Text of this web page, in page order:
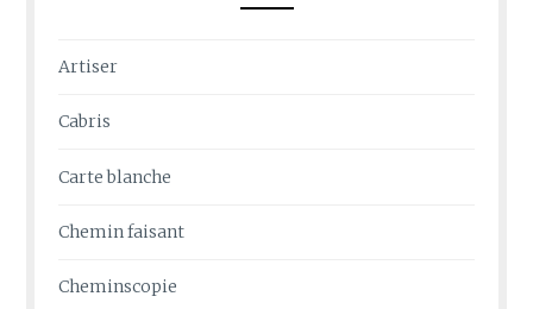
Artiser
Cabris
Carte blanche
Chemin faisant
Cheminscopie